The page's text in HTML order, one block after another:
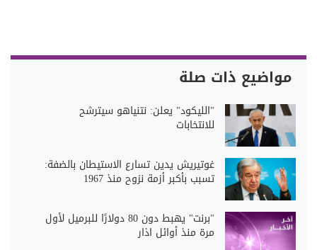
مواضيع ذات صلة
"الليكود" يعلن: نتنياهو سيترشح
للانتخابات
غوتيريش يدين تسارع الاستيطان بالضفة:
تسبب بأكبر أزمة نزوح منذ 1967
"برنت" يهبط دون 80 دولارًا للبرميل لأول
مرة منذ أوائل اذار